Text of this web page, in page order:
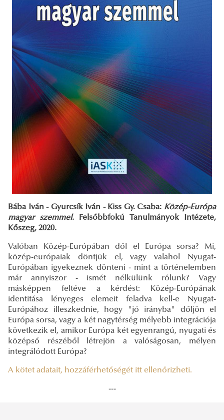
Bába Iván - Gyurcsík Iván - Kiss Gy. Csaba: Közép-Európa
magyar szemmel. Felsőbbfokú Tanulmányok Intézete,
Kőszeg, 2020.
Valóban Közép-Európában dől el Európa sorsa? Mi,
közép-európaiak döntjük el, vagy valahol Nyugat-
Európában igyekeznek dönteni - mint a történelemben
már annyiszor - ismét nélkülünk rólunk? Vagy
másképpen feltéve a kérdést: Közép-Európának
identitása lényeges elemeit feladva kell-e Nyugat-
Európához illeszkednie, hogy "jó irányba" dőljön el
Európa sorsa, vagy a két nagytérség mélyebb integrációja
következik el, amikor Európa két egyenrangú, nyugati és
középső részéből létrejön a valóságosan, mélyen
integrálódott Európa?
A kötet adatait, hozzáférhetőségét itt ellenőrizheti.
---